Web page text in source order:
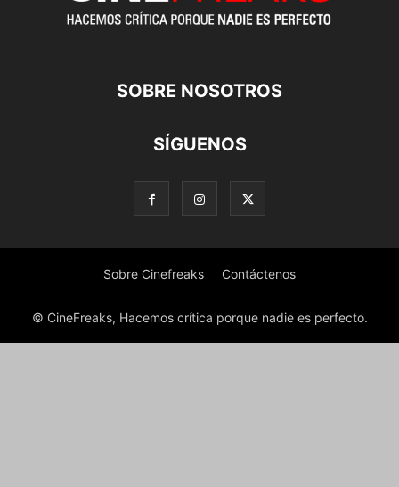
SOBRE NOSOTROS
SÍGUENOS
Sobre Cinefreaks Contáctenos
© CineFreaks, Hacemos crítica porque nadie es perfecto.